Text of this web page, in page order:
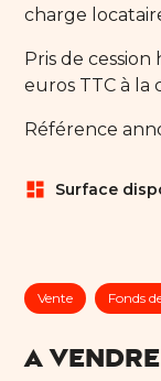
charge
Pris de
euros TTC à la
Référence
dashboard Surface
Vente Fonds
A